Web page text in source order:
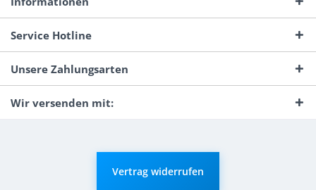
Service Hotline
Unsere Zahlungsarten
Wir versenden mit:
Vertrag widerrufen